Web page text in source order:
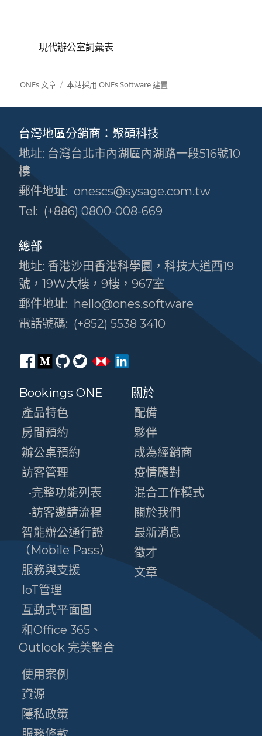
現代辦公室詞彙表
ONEs 文章 本站採用 ONEs Software 建置
台灣地區分銷商：聚碩科技
地址: 台灣台北市內湖區內湖路一段516號10
樓
郵件地址: onescs@sysage.com.tw
Tel: (+886) 0800-008-669
總部
地址: 香港沙田香港科學園，科技大道西19
號，19W大樓，9樓，967室
郵件地址: hello@ones.software
電話號碼: (+852) 5538 3410
Bookings ONE
產品特色
房間預約
辦公桌預約
訪客管理
•完整功能列表
•訪客邀請流程
智能辦公通行證
（Mobile Pass）
服務與支援
IoT管理
互動式平面圖
和Office 365、
Outlook 完美整合
使用案例
資源
隱私政策
關於
配備
夥伴
成為經銷商
疫情應對
混合工作模式
關於我們
最新消息
徵才
文章